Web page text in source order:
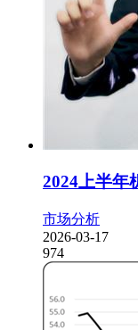
2024上半年
市场分析
2026-03-17
974